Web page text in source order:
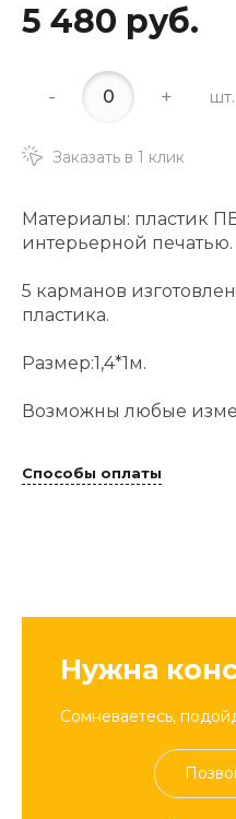
5 480 руб.
- + шт.
Заказать в 1 клик
Материалы: пластик
интерьерной печатью.
5 карманов
пластика.
Размер:1,4*1м.
Возможны любые
Способы оплаты
Нужна
Сомневаетесь,